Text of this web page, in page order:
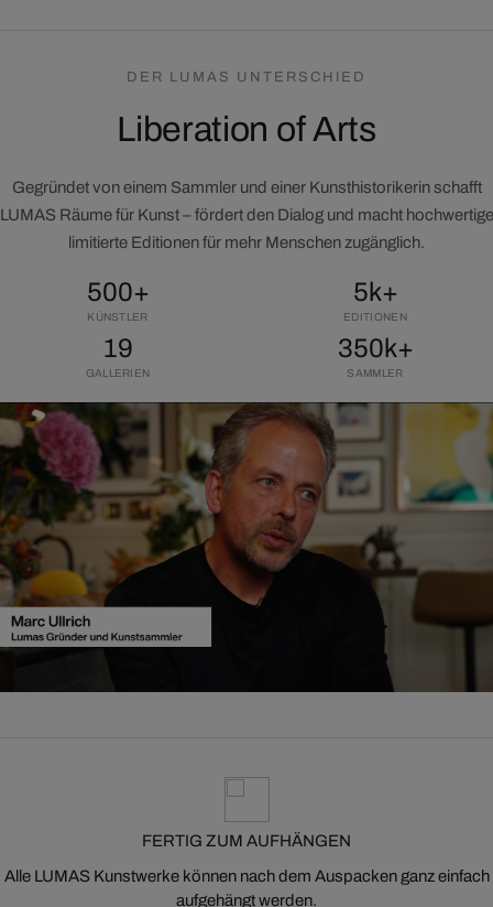
DER LUMAS UNTERSCHIED
Liberation of Arts
Gegründet von einem Sammler und einer Kunsthistorikerin schafft
LUMAS Räume für Kunst – fördert den Dialog und macht hochwertige
limitierte Editionen für mehr Menschen zugänglich.
500+
KÜNSTLER
5k+
EDITIONEN
19
GALLERIEN
350k+
SAMMLER
FERTIG ZUM AUFHÄNGEN
Alle LUMAS Kunstwerke können nach dem Auspacken ganz einfach
aufgehängt werden.